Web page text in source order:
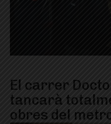
El carrer
tancarà
obres del